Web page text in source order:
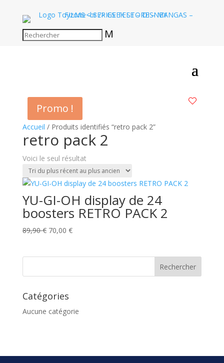
M
Accueil / Produits identifiés “retro pack 2”
retro pack 2
Voici le seul résultat
Promo !
YU-GI-OH display de 24
boosters RETRO PACK 2
89,90€ Le
89,90 €.
70,00 €Le
70,00 €.
Catégories
Aucune catégorie